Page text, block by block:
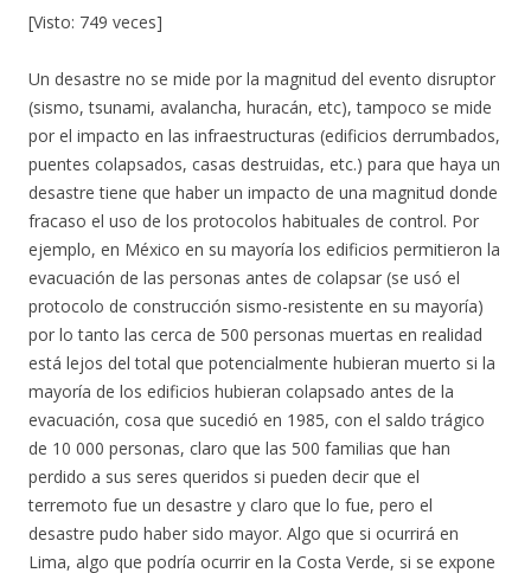
[Visto: 749 veces]
Un desastre no se mide por la magnitud del evento disruptor
(sismo, tsunami, avalancha, huracán, etc), tampoco se mide
por el impacto en las infraestructuras (edificios derrumbados,
puentes colapsados, casas destruidas, etc.) para que haya un
desastre tiene que haber un impacto de una magnitud donde
fracaso el uso de los protocolos habituales de control. Por
ejemplo, en México en su mayoría los edificios permitieron la
evacuación de las personas antes de colapsar (se usó el
protocolo de construcción sismo-resistente en su mayoría)
por lo tanto las cerca de 500 personas muertas en realidad
está lejos del total que potencialmente hubieran muerto si la
mayoría de los edificios hubieran colapsado antes de la
evacuación, cosa que sucedió en 1985, con el saldo trágico
de 10 000 personas, claro que las 500 familias que han
perdido a sus seres queridos si pueden decir que el
terremoto fue un desastre y claro que lo fue, pero el
desastre pudo haber sido mayor. Algo que si ocurrirá en
Lima, algo que podría ocurrir en la Costa Verde, si se expone